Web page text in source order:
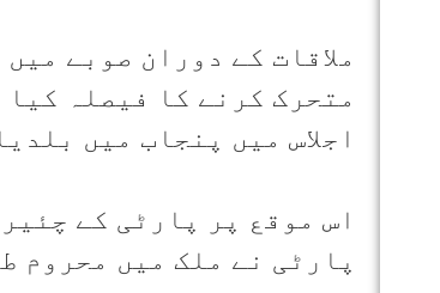
ملاقات کے دوران صوبے
متحرک کرنے کا فیصلہ کیا
اجلاس میں پنجاب میں
اس موقع پر پارٹی کے
پارٹی نے ملک میں محروم